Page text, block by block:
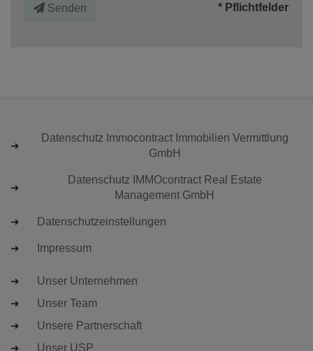
Senden * Pflichtfelder
Datenschutz Immocontract Immobilien Vermittlung
GmbH
Datenschutz IMMOcontract Real Estate
Management GmbH
Datenschutzeinstellungen
Impressum
Unser Unternehmen
Unser Team
Unsere Partnerschaft
Unser USP